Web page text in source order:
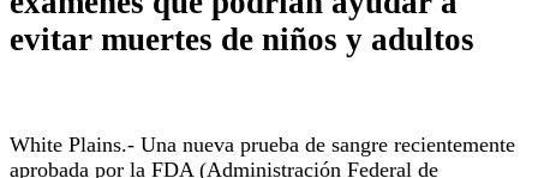
evitar muertes de niños y adultos
White Plains.- Una nueva prueba de sangre recientemente
aprobada por la FDA (Administración Federal de